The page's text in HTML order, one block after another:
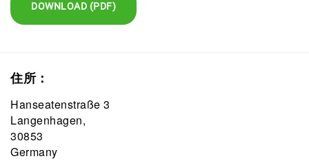
DOWNLOAD (PDF)
住所：
Hanseatenstraße 3
Langenhagen,
30853
Germany